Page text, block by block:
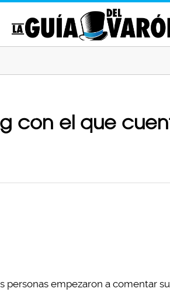
con el que
personas empezaron a comentar